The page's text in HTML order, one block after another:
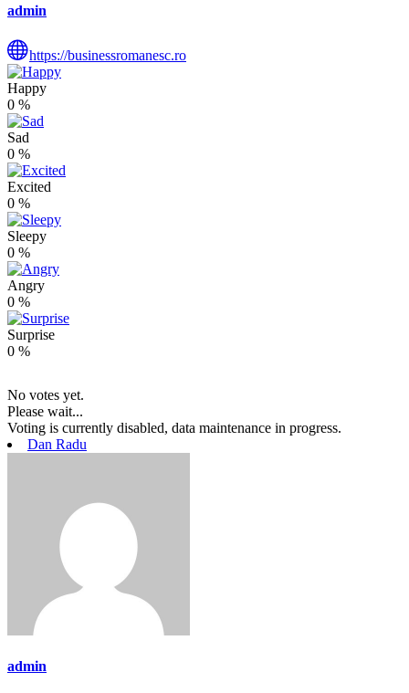
admin
https://businessromanesc.ro
Happy
0 %
Sad
0 %
Excited
0 %
Sleepy
0 %
Angry
0 %
Surprise
0 %
No votes yet.
Please wait...
Voting is currently disabled, data maintenance in progress.
Dan Radu
admin